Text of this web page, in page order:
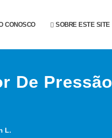
CONOSCO SOBRE ESTE SITE
De Pressão
L.